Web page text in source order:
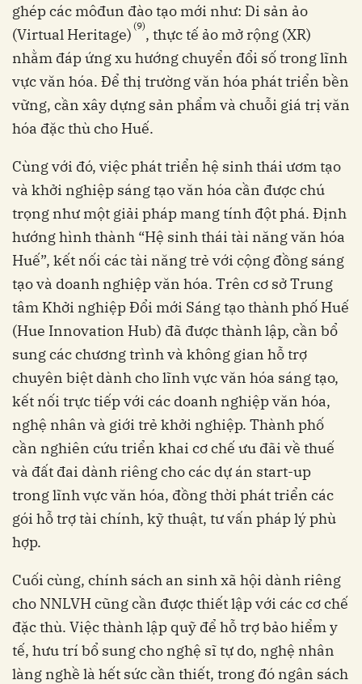
ghép các môđun đào tạo mới như: Di sản ảo
(Virtual Heritage) (9), thực tế ảo mở rộng (XR)
nhằm đáp ứng xu hướng chuyển đổi số trong lĩnh
vực văn hóa. Để thị trường văn hóa phát triển bền
vững, cần xây dựng sản phẩm và chuỗi giá trị văn
hóa đặc thù cho Huế.
Cùng với đó, việc phát triển hệ sinh thái ươm tạo
và khởi nghiệp sáng tạo văn hóa cần được chú
trọng như một giải pháp mang tính đột phá. Định
hướng hình thành “Hệ sinh thái tài năng văn hóa
Huế”, kết nối các tài năng trẻ với cộng đồng sáng
tạo và doanh nghiệp văn hóa. Trên cơ sở Trung
tâm Khởi nghiệp Đổi mới Sáng tạo thành phố Huế
(Hue Innovation Hub) đã được thành lập, cần bổ
sung các chương trình và không gian hỗ trợ
chuyên biệt dành cho lĩnh vực văn hóa sáng tạo,
kết nối trực tiếp với các doanh nghiệp văn hóa,
nghệ nhân và giới trẻ khởi nghiệp. Thành phố
cần nghiên cứu triển khai cơ chế ưu đãi về thuế
và đất đai dành riêng cho các dự án start-up
trong lĩnh vực văn hóa, đồng thời phát triển các
gói hỗ trợ tài chính, kỹ thuật, tư vấn pháp lý phù
hợp.
Cuối cùng, chính sách an sinh xã hội dành riêng
cho NNLVH cũng cần được thiết lập với các cơ chế
đặc thù. Việc thành lập quỹ để hỗ trợ bảo hiểm y
tế, hưu trí bổ sung cho nghệ sĩ tự do, nghệ nhân
làng nghề là hết sức cần thiết, trong đó ngân sách